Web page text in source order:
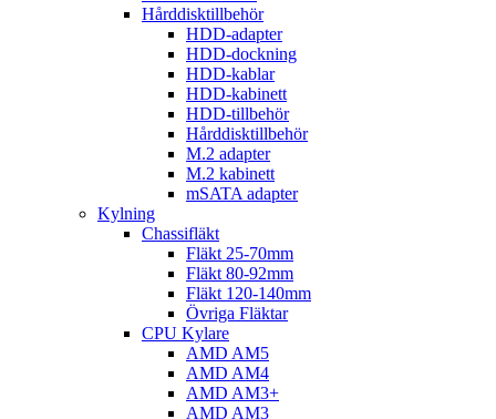
Hårddisktillbehör
HDD-adapter
HDD-dockning
HDD-kablar
HDD-kabinett
HDD-tillbehör
Hårddisktillbehör
M.2 adapter
M.2 kabinett
mSATA adapter
Kylning
Chassifläkt
Fläkt 25-70mm
Fläkt 80-92mm
Fläkt 120-140mm
Övriga Fläktar
CPU Kylare
AMD AM5
AMD AM4
AMD AM3+
AMD AM3